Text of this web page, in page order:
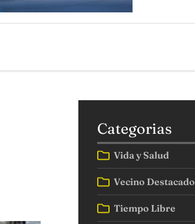
Categorias
Vida y Salud
Vecino Destacado
Tiempo Libre